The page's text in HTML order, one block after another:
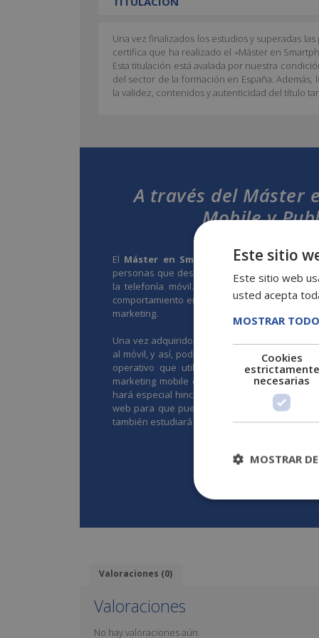
Una vez finalizados los estudios y superadas
certifica que ha realizado el «Máster en
Esta titulación está avalada por nuestra
del sector de la formación en España.
la validez, contenidos y autenticidad del título
A través del Máster
Mobile y
El Máster en Smartphone, Marketing
personas que deseen especializarse en la
la telefonía móvil. Durante la titulación, el
comportamiento en los consumidores para
marketing.
Una vez adquiridos estos conocimientos, el
al móvil, y así, podrá realizar un seguimiento
operativo que utilizan los usuarios. Con
marketing mobile e integrarlas con otras
hará especial hincapié en las aplicaciones
web para que puede verse correctamente a
también estudiará la banca móvil y cómo
Valoraciones (0)
Valoraciones
No hay valoraciones aún.
Este sitio
Este sitio web
usted acepta
MOSTRAR
Cookies
estrictamente
necesarias
MOSTRAR